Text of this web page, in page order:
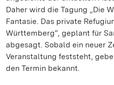
Daher wird die Tagung „Die
Fantasie. Das private
Württemberg“, geplant für
abgesagt. Sobald ein neuer
Veranstaltung feststeht,
den Termin bekannt.